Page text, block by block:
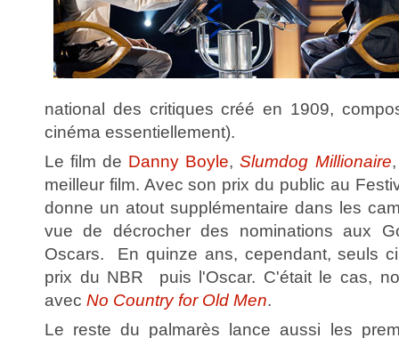
national des critiques créé en 1909,
cinéma essentiellement).
Le film de Danny Boyle,Slumdog Millionaire
meilleur film. Avec son prix du public au
donne un atout supplémentaire dans les
vue de décrocher des nominations aux
Oscars. En quinze ans, cependant, seuls
prix du NBR puis l'Oscar. C'était le cas,
avec No Country for Old Men.
Le reste du palmarès lance aussi les